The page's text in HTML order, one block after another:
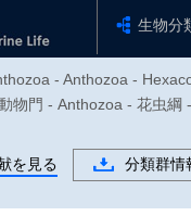
生物分
- Anthozoa -
物門 - Anthozoa - 花虫
を見る 分類群情